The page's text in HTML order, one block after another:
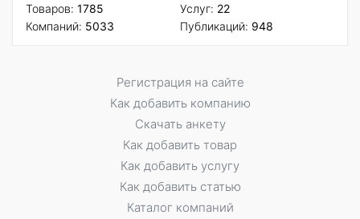
Товаров: 1785
Компаний: 5033
Услуг: 22
Публикаций: 948
Регистрация на сайте
Как добавить компанию
Скачать анкету
Как добавить товар
Как добавить услугу
Как добавить статью
Каталог компаний